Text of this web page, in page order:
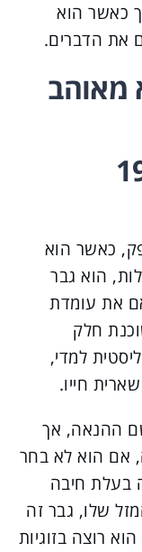
כאשר הוא
את הדברים.
מאוהב
במרץ - 19
כאשר הוא
הוא גבר
את עומדת
חלק
למדי,
חייו.
ההנאה, אך
אם הוא לא בחר
בעלת חיבה
שלו, גבר זה
רוצה בזוגיות